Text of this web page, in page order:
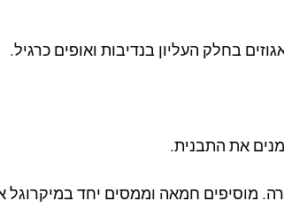
בחלק העליון בנדיבות ואופים כרגיל.
מוסיפים חמאה וממסים יחד במיקרוגל